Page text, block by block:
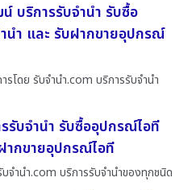
บริการรับจำนำ รับซื้อ
นำ และ รับฝากขายอุปกรณ์
โดย รับจํานํา.com บริการรับจำนำ
รับจำนำ รับซื้ออุปกรณ์ไอที
ากขายอุปกรณ์ไอที
จํานํา.com บริการรับจำนำของทุกชนิด